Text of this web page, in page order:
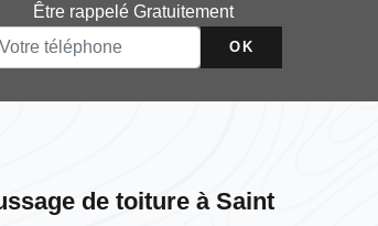
Être rappelé Gratuitement
de toiture à Saint